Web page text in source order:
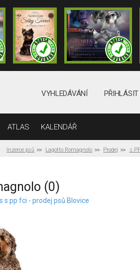
VYHLEDÁVÁNÍ PŘIHLÁSIT
ATLAS KALENDÁŘ
Inzerce psů Lagotto Romagnolo Prodej s
(0)
s pp fci - prodej psů Blovice